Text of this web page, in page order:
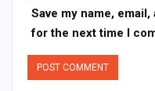
Save my name,
for the next time I